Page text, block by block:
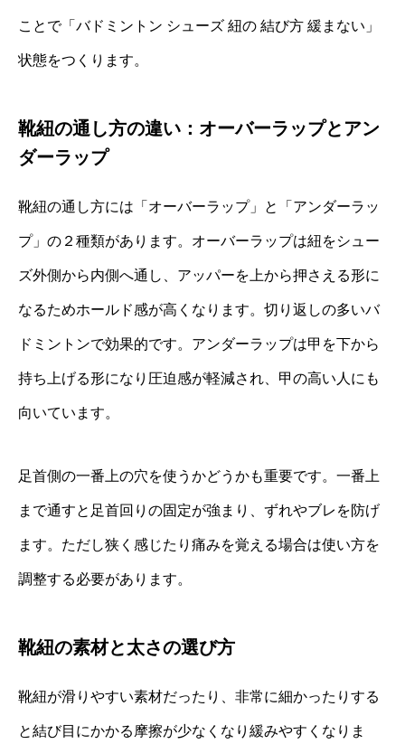
ことで「バドミントン シューズ 紐の 結び方 緩まない」
状態をつくります。
靴紐の通し方の違い：オーバーラップとアン
ダーラップ
靴紐の通し方には「オーバーラップ」と「アンダーラッ
プ」の２種類があります。オーバーラップは紐をシュー
ズ外側から内側へ通し、アッパーを上から押さえる形に
なるためホールド感が高くなります。切り返しの多いバ
ドミントンで効果的です。アンダーラップは甲を下から
持ち上げる形になり圧迫感が軽減され、甲の高い人にも
向いています。
足首側の一番上の穴を使うかどうかも重要です。一番上
まで通すと足首回りの固定が強まり、ずれやブレを防げ
ます。ただし狭く感じたり痛みを覚える場合は使い方を
調整する必要があります。
靴紐の素材と太さの選び方
靴紐が滑りやすい素材だったり、非常に細かったりする
と結び目にかかる摩擦が少なくなり緩みやすくなりま